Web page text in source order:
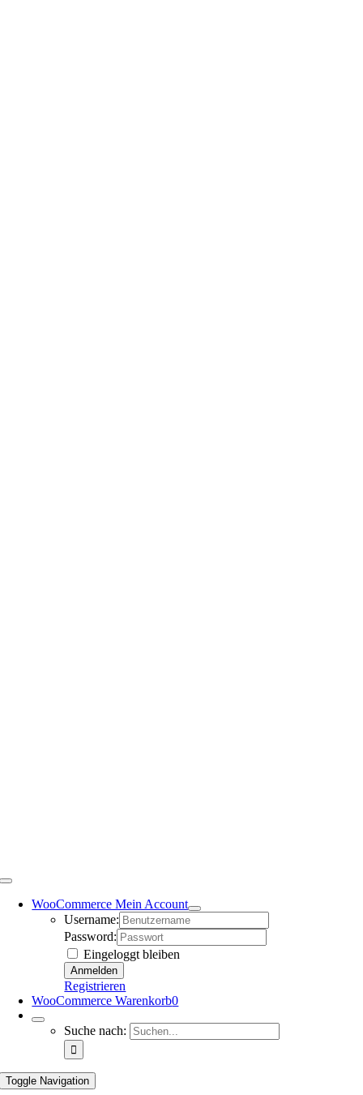
WooCommerce Mein Account
Username:
Password:
Eingeloggt bleiben
Registrieren
WooCommerce Warenkorb0
Suche nach:
Toggle Navigation